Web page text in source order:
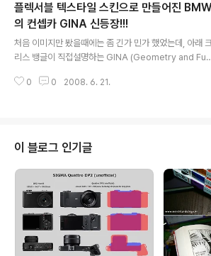
셉이다. 특히, 저개발국가에서의 활용을 위해 디자인 되었
다고 IDEO에서는 밝히고 있다. (물을 멀리 날라야 하고, 게
다가, 정수까지 해야 하는 2가지 문제점을 동시에 해결...)
원래 이 컨셉은 Specialized라는 자전거제조사에서 주최
한 Innovate or Die라는 디자인 공모전을 위해 IDEO에
서 개발된 것이고, 물론, Aquaduct 컨셉이 대상을 ..
플렉서블 텍스타일 스킨으로 만들어진
의 컨셉카 GINA 신등장!!!
처음 이미지만 봤을때에는 좀 긴가 민가 했었는데, 아래
리스 뱅글이 직접설명하는 GINA (Geometry and Fun
영상의 실제 작동모습을 보고나니, 10년내로 이루어질 자
능동작이 필요할때만, 내부가 드러나는 다분히 너무(?) 미
래적인 아이디어를 이렇게 현실적으로 구체화 시켰다는 사
실자체가 놀라울 따름이다. 게다가, 만들어 놓고 보니, 또
그렇게 감성적일 수가 없다니... 스틸의 양을 줄여, 차량 자
체의 무게도 많이 줄어들 수 있을 것이고,..
0 0 2008. 6. 21.
이 블로그 인기글